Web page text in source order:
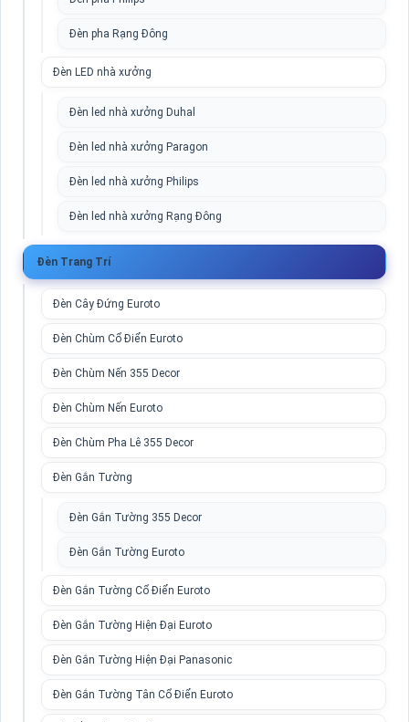
Đèn pha Rạng Đông
Đèn LED nhà xưởng
Đèn led nhà xưởng Duhal
Đèn led nhà xưởng Paragon
Đèn led nhà xưởng Philips
Đèn led nhà xưởng Rạng Đông
Đèn Trang Trí
Đèn Cây Đứng Euroto
Đèn Chùm Cổ Điển Euroto
Đèn Chùm Nến 355 Decor
Đèn Chùm Nến Euroto
Đèn Chùm Pha Lê 355 Decor
Đèn Gắn Tường
Đèn Gắn Tường 355 Decor
Đèn Gắn Tường Euroto
Đèn Gắn Tường Cổ Điển Euroto
Đèn Gắn Tường Hiện Đại Euroto
Đèn Gắn Tường Hiện Đại Panasonic
Đèn Gắn Tường Tân Cổ Điển Euroto